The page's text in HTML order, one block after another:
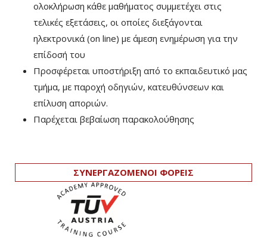
ολοκλήρωση κάθε μαθήματος συμμετέχει στις
τελικές εξετάσεις, οι οποίες διεξάγονται
ηλεκτρονικά (on line) με άμεση ενημέρωση για την
επίδοσή του
Προσφέρεται υποστήριξη από το εκπαιδευτικό μας
τμήμα, με παροχή οδηγιών, κατευθύνσεων και
επίλυση αποριών.
Παρέχεται βεβαίωση παρακολούθησης
ΣΥΝΕΡΓΑΖΟΜΕΝΟΙ ΦΟΡΕΙΣ